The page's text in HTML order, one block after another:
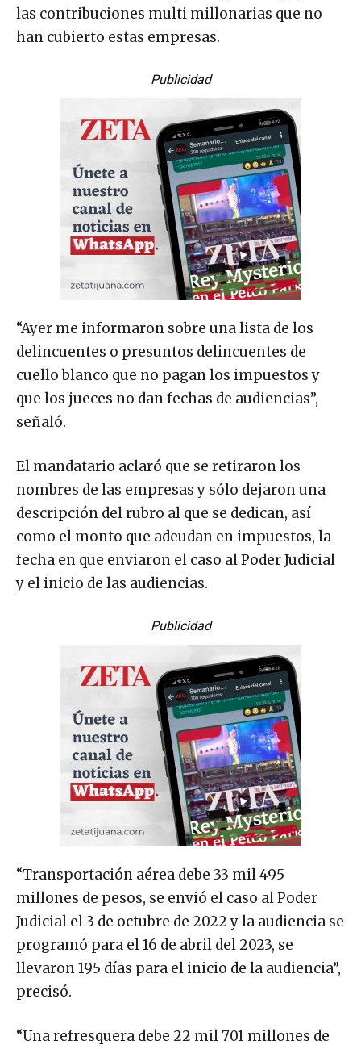
las contribuciones multi millonarias que no
han cubierto estas empresas.
Publicidad
“Ayer me informaron sobre una lista de los
delincuentes o presuntos delincuentes de
cuello blanco que no pagan los impuestos y
que los jueces no dan fechas de audiencias”,
señaló.
El mandatario aclaró que se retiraron los
nombres de las empresas y sólo dejaron una
descripción del rubro al que se dedican, así
como el monto que adeudan en impuestos, la
fecha en que enviaron el caso al Poder Judicial
y el inicio de las audiencias.
Publicidad
“Transportación aérea debe 33 mil 495
millones de pesos, se envió el caso al Poder
Judicial el 3 de octubre de 2022 y la audiencia se
programó para el 16 de abril del 2023, se
llevaron 195 días para el inicio de la audiencia”,
precisó.
“Una refresquera debe 22 mil 701 millones de